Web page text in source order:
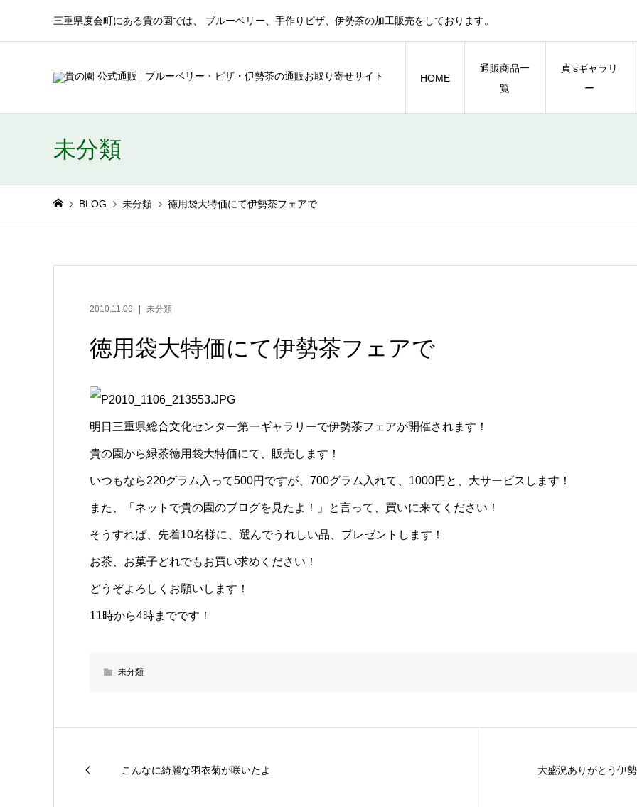
三重県度会町にある貴の園では、 ブルーベリー、手作りピザ、伊勢茶の加工販売をしております。
HOME
通販商品一
覧
貞’sギャラリ
ー
未分類
BLOG 未分類 徳用袋大特価にて伊勢茶フェアで
2010.11.06 未分類
徳用袋大特価にて伊勢茶フェアで
明日三重県総合文化センター第一ギャラリーで伊勢茶フェアが開催されます！
貴の園から緑茶徳用袋大特価にて、販売します！
いつもなら220グラム入って500円ですが、700グラム入れて、1000円と、大サービスします！
また、「ネットで貴の園のブログを見たよ！」と言って、買いに来てください！
そうすれば、先着10名様に、選んでうれしい品、プレゼントします！
お茶、お菓子どれでもお買い求めください！
どうぞよろしくお願いします！
11時から4時までです！
未分類
こんなに綺麗な羽衣菊が咲いたよ 大盛況ありがとう伊